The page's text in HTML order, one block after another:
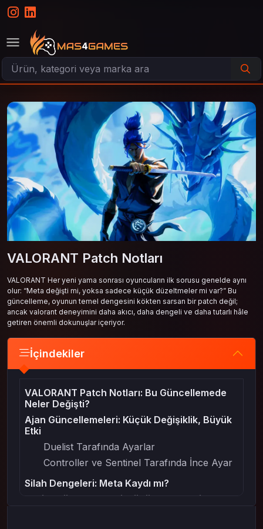
VALORANT Patch Notları
VALORANT Her yeni yama sonrası oyuncuların ilk sorusu genelde aynı
olur: “Meta değişti mi, yoksa sadece küçük düzeltmeler mi var?” Bu
güncelleme, oyunun temel dengesini kökten sarsan bir patch değil;
ancak valorant deneyimini daha akıcı, daha dengeli ve daha tutarlı hâle
getiren önemli dokunuşlar içeriyor.
İçindekiler
VALORANT Patch Notları: Bu Güncellemede
Neler Değişti?
Ajan Güncellemeleri: Küçük Değişiklik, Büyük
Etki
Duelist Tarafında Ayarlar
Controller ve Sentinel Tarafında İnce Ayar
Silah Dengeleri: Meta Kaydı mı?
Harita Düzenlemeleri: Küçük Geometri